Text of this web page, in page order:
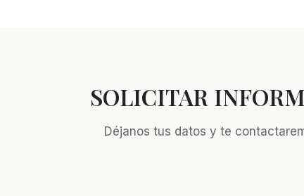
SOLICITAR
Déjanos tus datos y te